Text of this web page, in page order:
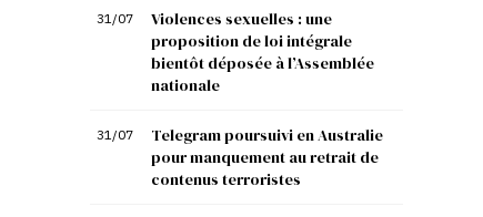
31/07
Violences sexuelles : une
proposition de loi intégrale
bientôt déposée à l’Assemblée
nationale
31/07
Telegram poursuivi en Australie
pour manquement au retrait de
contenus terroristes